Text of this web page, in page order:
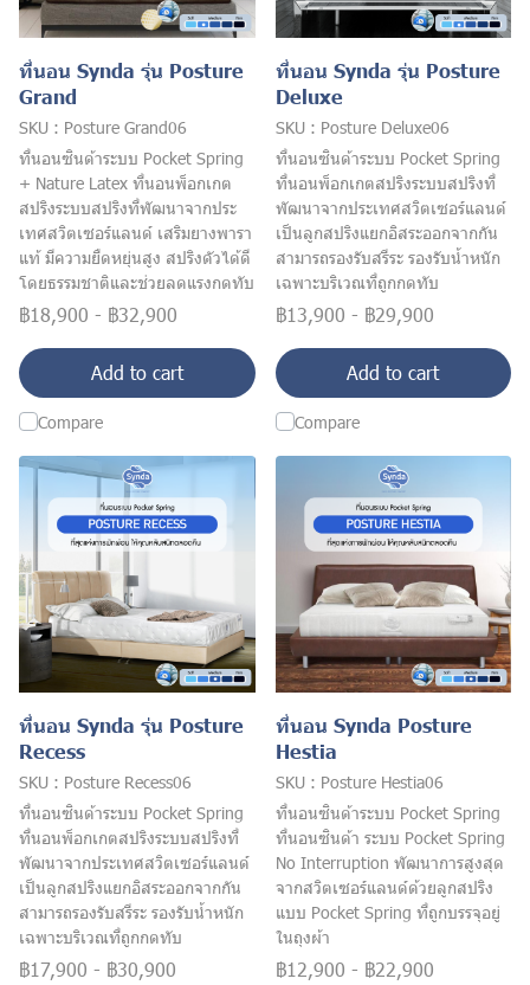
ที่นอน Synda รุ่น Posture
Grand
SKU : Posture Grand06
ที่นอนซินด้าระบบ Pocket Spring
+ Nature Latex ที่นอนพ็อกเกต
สปริงระบบสปริงที่พัฒนาจากประ
เทศสวิตเซอร์แลนด์ เสริมยางพารา
แท้ มีความยืดหยุ่นสูง สปริงดัวได้ดี
โดยธรรมชาติและช่วยลดแรงกดทับ
฿18,900 - ฿32,900
Add to cart
Compare
ที่นอน Synda รุ่น Posture
Deluxe
SKU : Posture Deluxe06
ที่นอนซินด้าระบบ Pocket Spring
ที่นอนพ็อกเกตสปริงระบบสปริงที่
พัฒนาจากประเทศสวิตเซอร์แลนด์
เป็นลูกสปริงแยกอิสระออกจากกัน
สามารถรองรับสรีระ รองรับน้ำหนัก
เฉพาะบริเวณที่ถูกกดทับ
฿13,900 - ฿29,900
Add to cart
Compare
ที่นอน Synda รุ่น Posture
Recess
SKU : Posture Recess06
ที่นอนซินด้าระบบ Pocket Spring
ที่นอนพ็อกเกตสปริงระบบสปริงที่
พัฒนาจากประเทศสวิตเซอร์แลนด์
เป็นลูกสปริงแยกอิสระออกจากกัน
สามารถรองรับสรีระ รองรับน้ำหนัก
เฉพาะบริเวณที่ถูกกดทับ
฿17,900 - ฿30,900
ที่นอน Synda Posture
Hestia
SKU : Posture Hestia06
ที่นอนซินด้าระบบ Pocket Spring
ที่นอนซินด้า ระบบ Pocket Spring
No Interruption พัฒนาการสูงสุด
จากสวิตเซอร์แลนด์ด้วยลูกสปริง
แบบ Pocket Spring ที่ถูกบรรจุอยู่
ในถุงผ้า
฿12,900 - ฿22,900